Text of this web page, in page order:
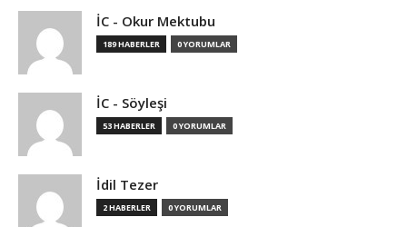
İC - Okur Mektubu
189 HABERLER 0 YORUMLAR
İC - Söyleşi
53 HABERLER 0 YORUMLAR
İdil Tezer
2 HABERLER 0 YORUMLAR